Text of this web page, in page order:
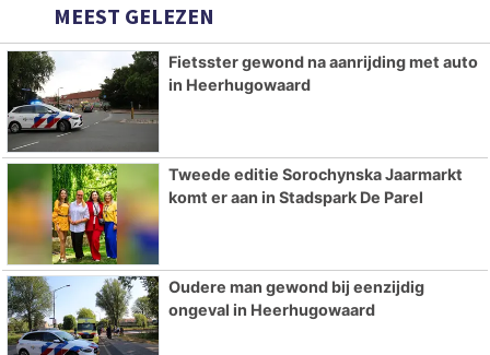
MEEST GELEZEN
Fietsster gewond na aanrijding met auto
in Heerhugowaard
Tweede editie Sorochynska Jaarmarkt
komt er aan in Stadspark De Parel
Oudere man gewond bij eenzijdig
ongeval in Heerhugowaard